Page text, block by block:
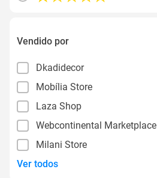
Vendido por
Dkadidecor
Mobília Store
Laza Shop
Webcontinental Marketplace
Milani Store
Ver todos